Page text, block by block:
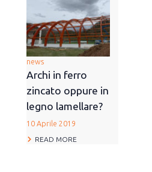
news
Archi in ferro
zincato oppure in
legno lamellare?
10 Aprile 2019
READ MORE